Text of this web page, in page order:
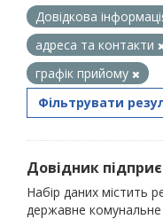
Довідкова
адреса та контакти
графік прийому
Фільтрувати
Довідник
Набір даних містить
державне